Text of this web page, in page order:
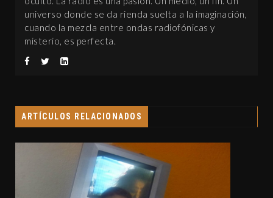
universo donde se da rienda suelta a la imaginación,
cuando la mezcla entre ondas radiofónicas y
misterio, es perfecta.
ARTÍCULOS RELACIONADOS